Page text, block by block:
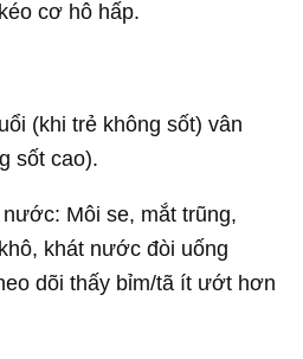
cơ hô hấp.
(khi trẻ không sốt) vân
sốt cao).
Môi se, mắt trũng,
khát nước đòi uống
dõi thấy bỉm/tã ít ướt hơn